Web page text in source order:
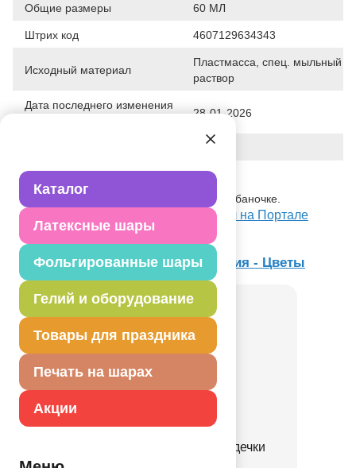
Каталог
Латексные шары
Фольгированные шары
Гелий и оборудование
Товары для праздника
Печать на шарах
Акции
Общие размеры 60 МЛ
Штрих код 4607129634343
Исходный материал
Пластмасса, спец. мыльный
раствор
Дата последнего изменения
28-01-2026
78.700 г
Описание товара
Игрушка. Мыльный раствор в фигурной баночке.
Посмотреть Мыл пузыри Цветы, 60мл на Портале
оптовых закупок
Товар из коллекцииДень рождения - Цветы
Шар 12" с рис С ДР Сердечки